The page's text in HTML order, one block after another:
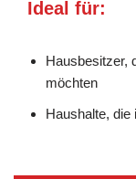
Ideal für:
Hausbesitzer,
möchten
Haushalte,